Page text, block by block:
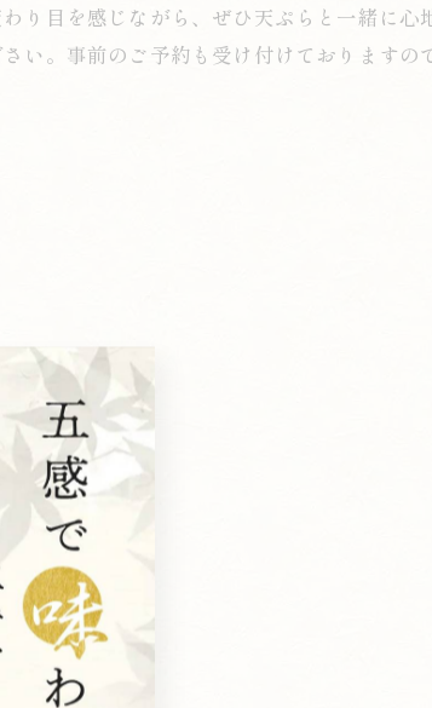
り目を感じながら、ぜひ天ぷらと一緒に心
い。事前のご予約も受け付けておりますの